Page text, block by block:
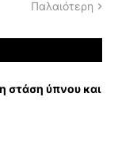
Παλαιότερη
στάση ύπνου και